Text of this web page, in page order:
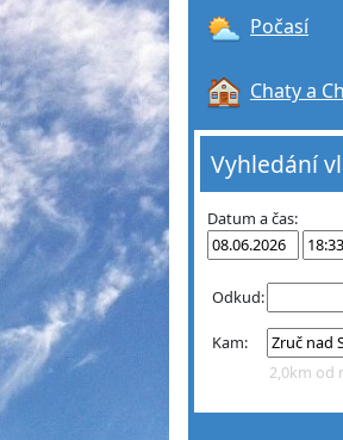
Počasí
Chaty a
Vyhledání
Datum a čas:
Odkud:
Kam:
2,0km od